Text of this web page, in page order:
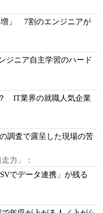
増」 7割のエンジニアが
ジニア自主学習のハード
IT業界の就職人気企業
調査で露呈した現場の苦
力」：
でデータ連携」が残る